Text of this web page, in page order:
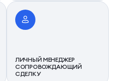
ЛИЧНЫЙ МЕНЕДЖЕР
СОПРОВОЖДАЮЩИЙ
СДЕЛКУ